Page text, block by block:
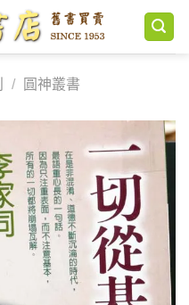
/ 圓神叢書